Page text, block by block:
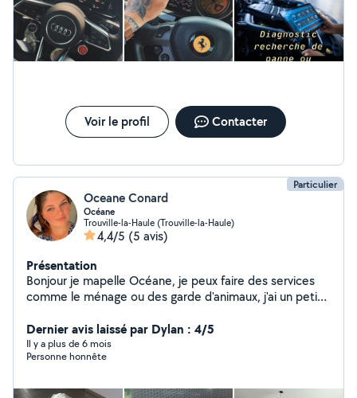
Voir le profil Contacter
Particulier
Oceane Conard
Océane
Trouville-la-Haule (Trouville-la-Haule)
4,4/5 (5 avis)
Présentation
Bonjour je mapelle Océane, je peux faire des services
comme le ménage ou des garde d'animaux, j'ai un petit
Dernier avis laissé par Dylan : 4/5
Il y a plus de 6 mois
Personne honnête